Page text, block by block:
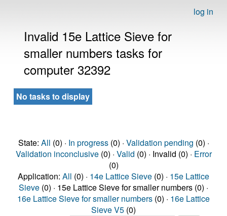
log in
Invalid 15e Lattice Sieve for
smaller numbers tasks for
computer 32392
No tasks to display
State: All (0) · In progress(0) · Validation pending (0) ·
Validation inconclusive(0) · Valid (0) · Invalid (0) · Error
(0)
Application: All (0) · 14e Lattice Sieve (0) · 15e Lattice
Sieve (0) · 15e Lattice Sieve for smaller numbers (0) ·
16e Lattice Sieve for smaller numbers (0) · 16e Lattice
Sieve V5 (0)